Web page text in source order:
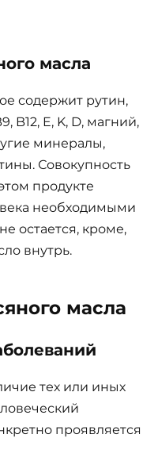
масла
содержит рутин,
B12, E, K, D, магний,
минералы,
Совокупность
продукте
необходимыми
остается, кроме,
внутрь.
масла
тех или иных
проявляется